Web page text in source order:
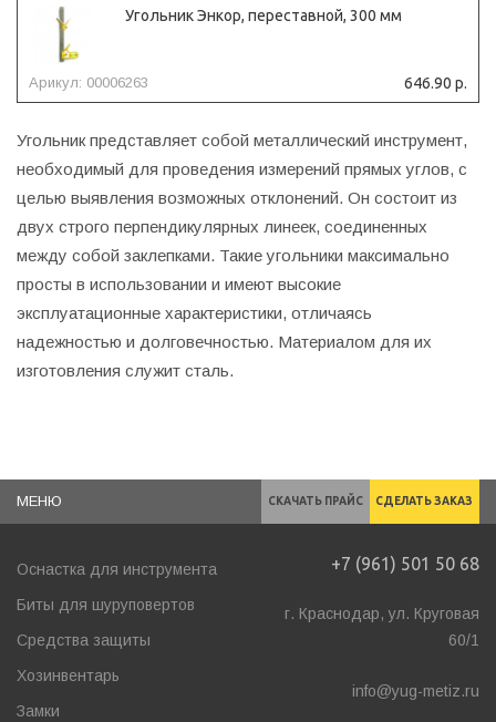
Угольник Энкор, переставной, 300 мм
Арикул: 00006263 646.90 р.
Угольник представляет собой металлический инструмент,
необходимый для проведения измерений прямых углов, с
целью выявления возможных отклонений. Он состоит из
двух строго перпендикулярных линеек, соединенных
между собой заклепками. Такие угольники максимально
просты в использовании и имеют высокие
эксплуатационные характеристики, отличаясь
надежностью и долговечностью. Материалом для их
изготовления служит сталь.
МЕНЮ СКАЧАТЬ ПРАЙС СДЕЛАТЬ ЗАКАЗ
Оснастка для инструмента
Биты для шуруповертов
Средства защиты
Хозинвентарь
Замки
+7 (961) 501 50 68
г. Краснодар, ул. Круговая
60/1
info@yug-metiz.ru